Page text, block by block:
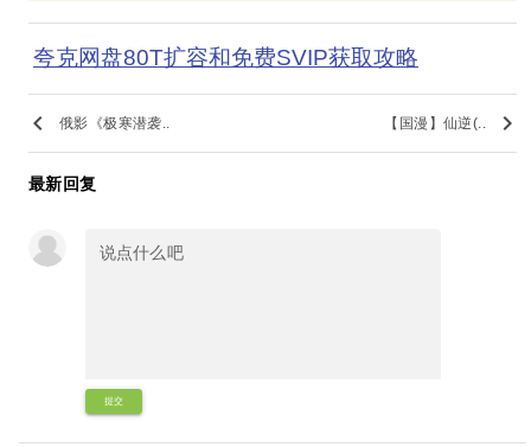
夸克网盘80T扩容和免费SVIP获取攻略
keyboard_arrow_left 俄影《极寒潜袭.. 【国漫】仙逆(.. keyboard_arrow_right
最新回复
提交